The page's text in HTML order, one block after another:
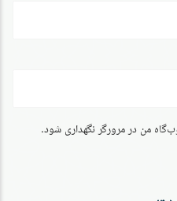
من در مرورگر نگهداری شود.